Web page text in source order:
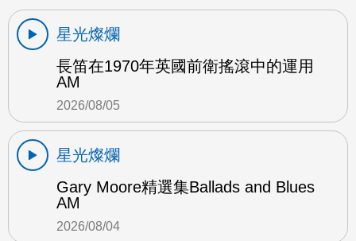
星光燦爛
長笛在1970年英國前衛搖滾中的運用
AM
2026/08/05
星光燦爛
Gary Moore精選集Ballads and Blues
AM
2026/08/04